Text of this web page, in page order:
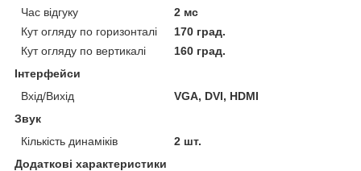
Час відгуку
2 мс
Кут огляду по горизонталі
170 град.
Кут огляду по вертикалі
160 град.
Інтерфейси
Вхід/Вихід
VGA, DVI, HDMI
Звук
Кількість динаміків
2 шт.
Додаткові характеристики